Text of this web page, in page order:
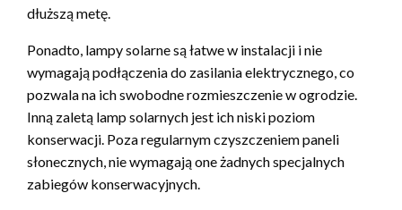
dłuższą metę.
Ponadto, lampy solarne są łatwe w instalacji i nie
wymagają podłączenia do zasilania elektrycznego, co
pozwala na ich swobodne rozmieszczenie w ogrodzie.
Inną zaletą lamp solarnych jest ich niski poziom
konserwacji. Poza regularnym czyszczeniem paneli
słonecznych, nie wymagają one żadnych specjalnych
zabiegów konserwacyjnych.